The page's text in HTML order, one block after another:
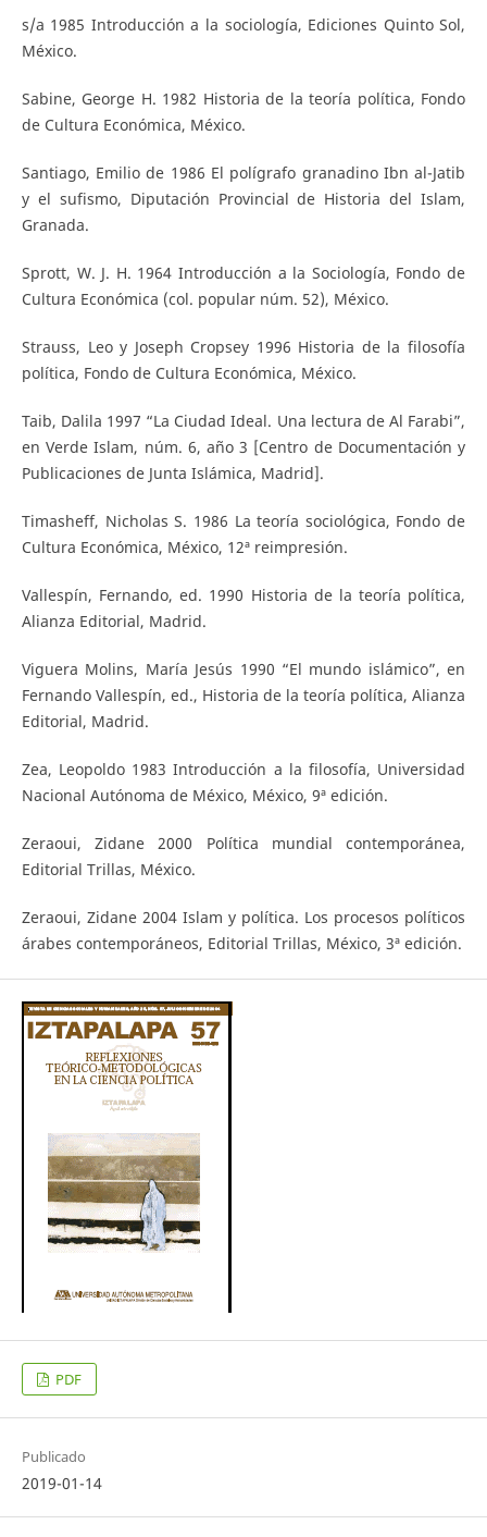
s/a 1985 Introducción a la sociología, Ediciones Quinto Sol,
México.
Sabine, George H. 1982 Historia de la teoría política, Fondo
de Cultura Económica, México.
Santiago, Emilio de 1986 El polígrafo granadino Ibn al-Jatib
y el sufismo, Diputación Provincial de Historia del Islam,
Granada.
Sprott, W. J. H. 1964 Introducción a la Sociología, Fondo de
Cultura Económica (col. popular núm. 52), México.
Strauss, Leo y Joseph Cropsey 1996 Historia de la filosofía
política, Fondo de Cultura Económica, México.
Taib, Dalila 1997 “La Ciudad Ideal. Una lectura de Al Farabi”,
en Verde Islam, núm. 6, año 3 [Centro de Documentación y
Publicaciones de Junta Islámica, Madrid].
Timasheff, Nicholas S. 1986 La teoría sociológica, Fondo de
Cultura Económica, México, 12ª reimpresión.
Vallespín, Fernando, ed. 1990 Historia de la teoría política,
Alianza Editorial, Madrid.
Viguera Molins, María Jesús 1990 “El mundo islámico”, en
Fernando Vallespín, ed., Historia de la teoría política, Alianza
Editorial, Madrid.
Zea, Leopoldo 1983 Introducción a la filosofía, Universidad
Nacional Autónoma de México, México, 9ª edición.
Zeraoui, Zidane 2000 Política mundial contemporánea,
Editorial Trillas, México.
Zeraoui, Zidane 2004 Islam y política. Los procesos políticos
árabes contemporáneos, Editorial Trillas, México, 3ª edición.
PDF
Publicado
2019-01-14